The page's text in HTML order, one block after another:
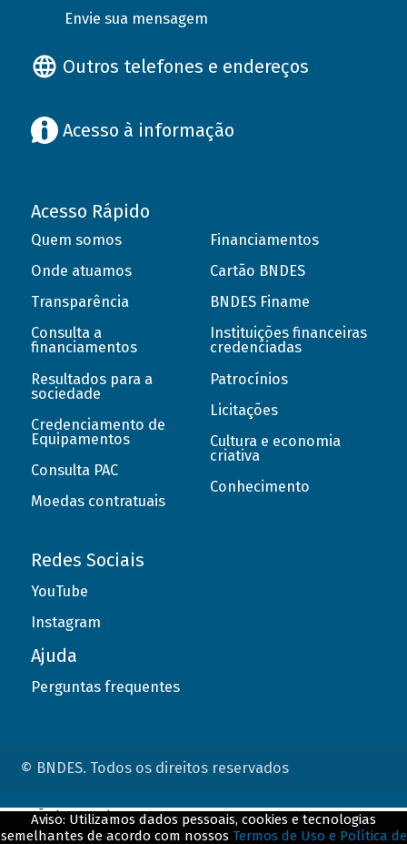
Envie sua mensagem
Outros telefones e endereços
Acesso à informação
Acesso Rápido
Quem somos
Onde atuamos
Transparência
Consulta a
financiamentos
Resultados para a
sociedade
Credenciamento de
Equipamentos
Consulta PAC
Moedas contratuais
Financiamentos
Cartão BNDES
BNDES Finame
Instituições financeiras
credenciadas
Patrocínios
Licitações
Cultura e economia
criativa
Conhecimento
Redes Sociais
YouTube
Instagram
Ajuda
Perguntas frequentes
© BNDES. Todos os direitos reservados
Aviso: Utilizamos dados pessoais, cookies e tecnologias
semelhantes de acordo com nossos Termos de Uso e Política de
ConteÃºdo complementar